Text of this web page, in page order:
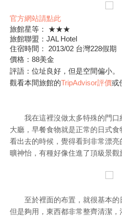
官方網站請點此
旅館星等： ★★★
旅館聯盟：JAL Hotel
住宿時間： 2013/02 台灣228假期
價格： 88美金
評語：位址良好，但是空間偏小。
觀看本間旅館的TripAdvisor評價或
我在這裡沒做太多特殊的門口
大廳，早餐食物就是正常的日式
看出去的時候，覺得看到非常漂
曠神怡，有種好像住進了頂級景觀
至於裡面的布置，就很基本的
但是夠用，東西都非常整齊清潔